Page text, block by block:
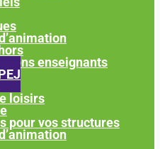
enseignants
loisirs
pour vos structures